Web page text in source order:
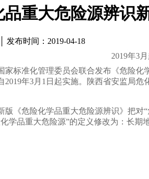
品重大危险源辨识
发布时间：2019-04-18
2019年3月
标准化管理委员会联合发布《危险化
年3月1日起实施。陕西省安监局
危险化学品重大危险源辨识》把对“
学品重大危险源”的定义修改为：长